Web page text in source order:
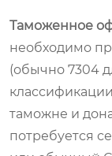
Таможенное
необходимо
(обычно 7304
таможне и
потребуется